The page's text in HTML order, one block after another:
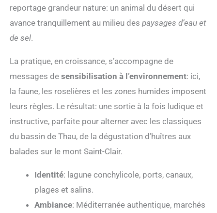
reportage grandeur nature: un animal du désert qui
avance tranquillement au milieu des paysages d’eau et
de sel.
La pratique, en croissance, s’accompagne de
messages de sensibilisation à l’environnement: ici,
la faune, les roselières et les zones humides imposent
leurs règles. Le résultat: une sortie à la fois ludique et
instructive, parfaite pour alterner avec les classiques
du bassin de Thau, de la dégustation d’huîtres aux
balades sur le mont Saint-Clair.
Identité: lagune conchylicole, ports, canaux,
plages et salins.
Ambiance: Méditerranée authentique, marchés